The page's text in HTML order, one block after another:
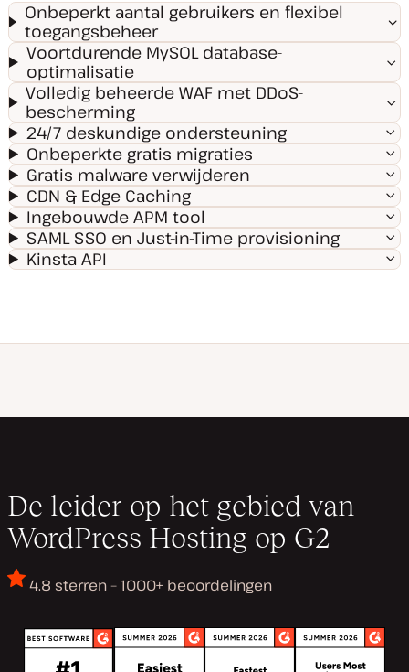
Onbeperkt aantal gebruikers en flexibel
toegangsbeheer
Voortdurende MySQL database-
optimalisatie
Volledig beheerde WAF met DDoS-
bescherming
24/7 deskundige ondersteuning
Onbeperkte gratis migraties
Gratis malware verwijderen
CDN & Edge Caching
Ingebouwde APM tool
SAML SSO en Just-in-Time provisioning
Kinsta API
De leider op het gebied van
WordPress Hosting op G2
4.8 sterren – 1000+ beoordelingen